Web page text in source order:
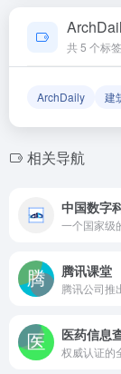
确保导航链接
共 5 个标
ArchDaily 建
相关导航
中国数字
腾讯课堂
医药信息